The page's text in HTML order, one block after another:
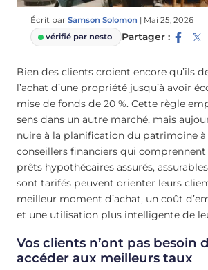
Écrit par Samson Solomon | Mai 25, 2026
vérifié par nesto
Partager :
Bien des clients croient encore qu’ils
l’achat d’une propriété jusqu’à avoir
mise de fonds de 20 %. Cette règle
sens dans un autre marché, mais
nuire à la planification du patrimoine
conseillers financiers qui
prêts hypothécaires assurés,
sont tarifés peuvent orienter leurs
meilleur moment d’achat, un coût
et une utilisation plus intelligente de
Vos clients n’ont pas besoin
accéder aux meilleurs taux